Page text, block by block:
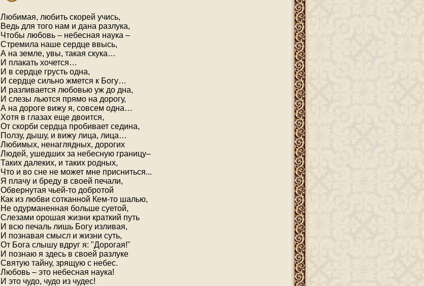
Любимая, любить скорей учись,
Ведь для того нам и дана разлука,
Чтобы любовь – небесная наука –
Стремила наше сердце ввысь,
А на земле, увы, такая скука…
И плакать хочется…
И в сердце грусть одна,
И сердце сильно жмется к Богу…
И разливается любовью уж до дна,
И слезы льются прямо на дорогу,
А на дороге вижу я, совсем одна…
Хотя в глазах еще двоится,
От скорби сердца пробивает седина,
Ползу, дышу, и вижу лица, лица…
Любимых, ненаглядных, дорогих
Людей, ушедших за небесную границу–
Таких далеких, и таких родных,
Что и во сне не может мне присниться...
Я плачу и бреду в своей печали,
Обвернутая чьей-то добротой
Как из любви сотканной Кем-то шалью,
Не одурманенная больше суетой,
Слезами орошая жизни краткий путь
И всю печаль лишь Богу изливая,
И познавая смысл и жизни суть,
От Бога слышу вдруг я: "Дорогая!"
И познаю я здесь в своей разлуке
Святую тайну, зрящую с небес.
Любовь – это небесная наука!
И это чудо, чудо из чудес!